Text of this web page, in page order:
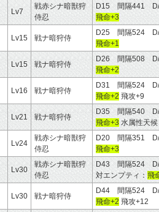
Lv7
戦赤シナ暗獣狩
侍忍
D15 間隔441
飛命+3
Lv15 戦ナ暗狩侍
D25 間隔524
飛命+1
Lv15 戦ナ暗狩侍
D26 間隔508
飛命+2
Lv16 戦ナ暗狩侍
D31 間隔524
飛命+2 飛攻+9
Lv21 戦ナ暗狩侍
D35 間隔540
飛命+3 水属性天
Lv24
戦赤シナ暗獣狩
侍忍
D20 間隔351
飛命+3
Lv30
戦赤シナ暗獣狩
侍忍
D43 間隔524
対エンプティ： 飛
Lv30 戦ナ暗狩侍
D44 間隔524
飛命+2 飛攻+12